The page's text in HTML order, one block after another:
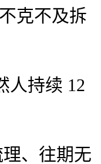
克不及拆
持续 12
、往期无